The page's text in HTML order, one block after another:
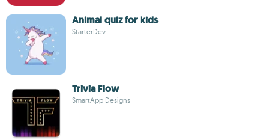
Animal quiz for kids
StarterDev
Trivia Flow
SmartApp Designs